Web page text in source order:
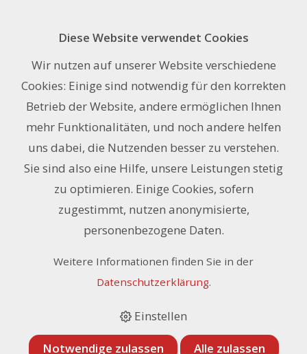
selbstklebend OPAK,
106 cm x 30.5 m
Diese Website verwendet Cookies
Wir nutzen auf unserer Website verschiedene
Cookies: Einige sind notwendig für den korrekten
Betrieb der Website, andere ermöglichen Ihnen
mehr Funktionalitäten, und noch andere helfen
uns dabei, die Nutzenden besser zu verstehen.
Sie sind also eine Hilfe, unsere Leistungen stetig
zu optimieren. Einige Cookies, sofern
zugestimmt, nutzen anonymisierte,
personenbezogene Daten.
Weitere Informationen finden Sie in der
Datenschutzerklärung.
Einstellen
Notwendige zulassen Alle zulassen